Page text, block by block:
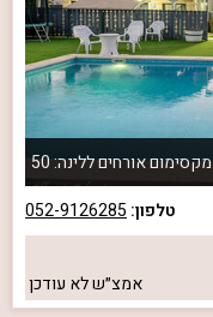
מקסימום אורחים ללינה: 50
טלפון: 052-9126285
אמצ״שלא עודכן